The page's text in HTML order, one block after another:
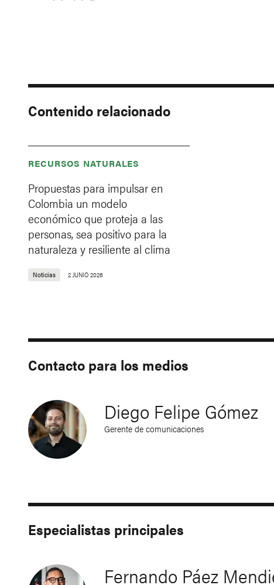
Contenido relacionado
RECURSOS NATURALES
Propuestas para impulsar en
Colombia un modelo
económico que proteja a las
personas, sea positivo para la
naturaleza y resiliente al clima
Noticias 2 JUNIO 2026
Contacto para los medios
Diego Felipe Gómez
Gerente de comunicaciones
Especialistas principales
Fernando Páez